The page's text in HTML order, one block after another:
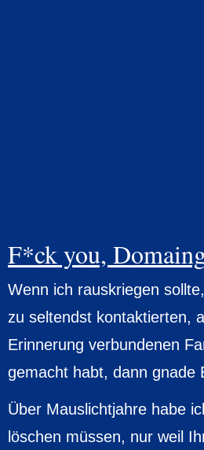
F*ck you,
Wenn ich rauskriegen
zu seltendst kontaktierten,
Erinnerung verbundenen
gemacht habt, dann gnade
Über Mauslichtjahre habe
löschen müssen, nur weil